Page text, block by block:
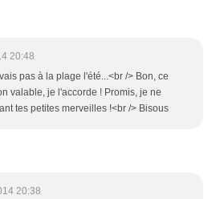
20:48
pas à la plage l'été...<br /> Bon, ce
valable, je l'accorde ! Promis, je ne
tes petites merveilles !<br /> Bisous
20:38